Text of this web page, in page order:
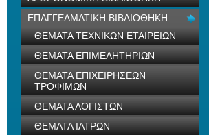
ΕΠΑΓΓΕΛΜΑΤΙΚΗ ΒΙΒΛΙΟΘΗΚΗ
ΘΕΜΑΤΑ ΤΕΧΝΙΚΩΝ ΕΤΑΙΡΕΙΩΝ
ΘΕΜΑΤΑ ΕΠΙΜΕΛΗΤΗΡΙΩΝ
ΘΕΜΑΤΑ ΕΠΙΧΕΙΡΗΣΕΩΝ
ΤΡΟΦΙΜΩΝ
ΘΕΜΑΤΑ ΛΟΓΙΣΤΩΝ
ΘΕΜΑΤΑ ΙΑΤΡΩΝ